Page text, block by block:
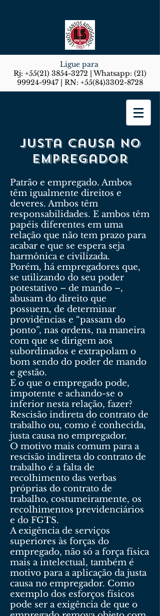
Ligue para
Rj: +55(21) 3854-3272 | Whatsapp: (21)
99924-9947 | RN: +55(84)3302-8728
Justa causa no
empregador
Patrão e empregado. Ambos
têm igualmente direitos e
deveres. Ambos têm
responsabilidades. E ambos têm
papéis diferentes em uma
relação que não tem prazo para
acabar e que se espera seja
harmônica e civilizada.
Porém, há empregadores que,
se utilizando do seu poder
potestativo – de mando –,
abusam do direito que
possuem, de determinar
providências e “passam do
ponto”, nas ordens, na maneira
com que se dirigem aos
subordinados e extrapolam o
bom sendo do poder de mando
e gestão.
E o que o empregado pode,
impotente e achando-se o
inferior nesta relação, fazer?
Rescisão indireta do contrato de
trabalho ou, como é conhecida,
justa causa no empregador.
O motivo mais comum para a
rescisão indireta do contrato de
trabalho é a falta de
recolhimento das verbas
próprias do contrato de
trabalho, costumeiramente, os
recolhimentos previdenciários
e do FGTS.
A exigência de serviços
superiores às forças do
empregado, não só a força física
mais a intelectual, também é
motivo para a aplicação da justa
causa no empregador. Como
exemplo dos esforços físicos
pode ser a exigência de que o